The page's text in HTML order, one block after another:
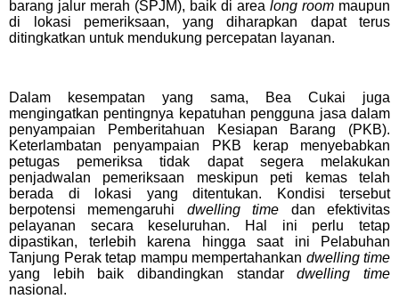
barang jalur merah (SPJM), baik di area long room maupun
di lokasi pemeriksaan, yang diharapkan dapat terus
ditingkatkan untuk mendukung percepatan layanan.
Dalam kesempatan yang sama, Bea Cukai juga
mengingatkan pentingnya kepatuhan pengguna jasa dalam
penyampaian Pemberitahuan Kesiapan Barang (PKB).
Keterlambatan penyampaian PKB kerap menyebabkan
petugas pemeriksa tidak dapat segera melakukan
penjadwalan pemeriksaan meskipun peti kemas telah
berada di lokasi yang ditentukan. Kondisi tersebut
berpotensi memengaruhi dwelling time dan efektivitas
pelayanan secara keseluruhan. Hal ini perlu tetap
dipastikan, terlebih karena hingga saat ini Pelabuhan
Tanjung Perak tetap mampu mempertahankan dwelling time
yang lebih baik dibandingkan standardwelling time
nasional.